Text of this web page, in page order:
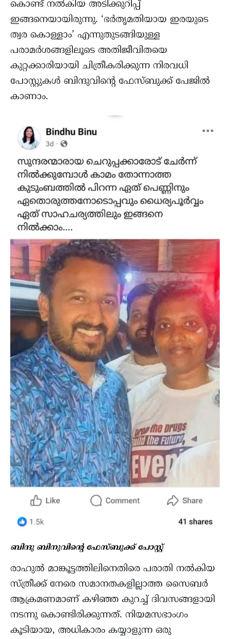
കൊണ്ട് നൽകിയ അടിക്കുറിപ്പ്
ഇങ്ങനെയായിരുന്നു. ‘ഭർതൃമതിയായ ഇരയുടെ
ത്വര കൊള്ളാം’ എന്നുതുടങ്ങിയുള്ള
പരാമർശങ്ങളിലൂടെ അതിജീവിതയെ
കുറ്റക്കാരിയായി ചിത്രീകരിക്കുന്ന നിരവധി
പോസ്റ്റുകൾ ബിന്ദുവിന്റെ ഫേസ്ബുക്ക്‌ പേജിൽ
കാണാം.
ബിന്ദു ബിനുവിന്റെ ഫേസ്ബുക്ക് പോസ്റ്റ്‌
രാഹുൽ മാങ്കൂട്ടത്തിലിനെതിരെ പരാതി നൽകിയ
സ്ത്രീക്ക് നേരെ സമാനതകളില്ലാത്ത സൈബർ
ആക്രമണമാണ് കഴിഞ്ഞ കുറച്ച് ദിവസങ്ങളായി
നടന്നു കൊണ്ടിരിക്കുന്നത്. നിയമസഭാംഗം
കൂടിയായ, അധികാരം കയ്യാളുന്ന ഒരു